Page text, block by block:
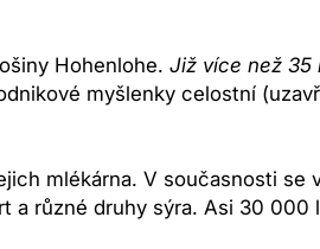
Hohenlohe. Již více než 35
myšlenky celostní
mlékárna. V současnosti se
a různé druhy sýra. Asi 30 000